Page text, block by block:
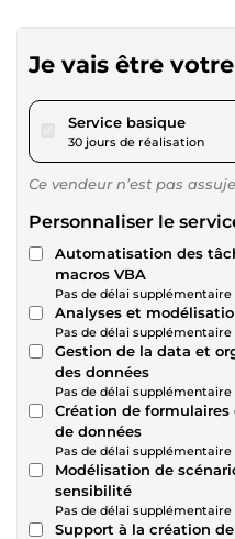
Je vais être
Service basiquepour
30 jours de réalisation
Ce vendeur n’est pas
Personnaliser le
Automatisation des
macros VBA
Pas de délai supplémentaire
Analyses et
Pas de délai supplémentaire
Gestion de la data et
des données
Pas de délai supplémentaire
Création de
de données
Pas de délai supplémentaire
Modélisation de
sensibilité
Pas de délai supplémentaire
Support à la création